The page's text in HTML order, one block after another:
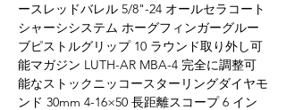
ースレッドバレル 5/8"-24 オールセラコート
シャーシシステム ホーグフィンガーグルー
ブピストルグリップ 10 ラウンド取り外し可
能マガジン LUTH-AR MBA-4 完全に調整可
能なストックニッコースターリングダイヤモ
ンド 30mm 4-16×50 長距離スコープ 6 イン